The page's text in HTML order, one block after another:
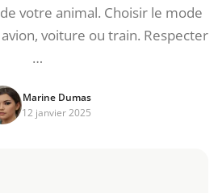
votre animal. Choisir le mode
voiture ou train. Respecter
…
Marine Dumas
12 janvier 2025